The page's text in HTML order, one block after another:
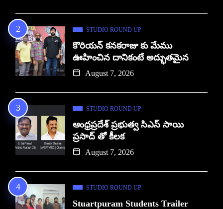
STUDIO ROUND UP
కొరియన్ కనకరాజు కు మేము
ఊహించిన దానికంటే అద్భుతమైన
August 7, 2026
STUDIO ROUND UP
ఆంధ్రప్రదేశ్ ప్రభుత్వ సిఎస్ సాయి
ప్రసాద్ తో కీలక
August 7, 2026
STUDIO ROUND UP
Stuartpuram Students Trailer